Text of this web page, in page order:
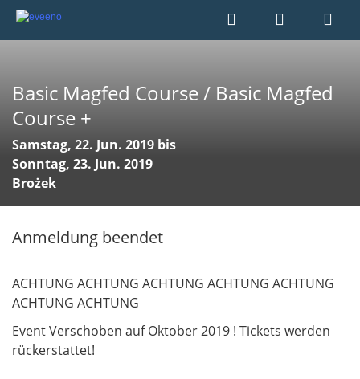
Basic Magfed Course / Basic Magfed
Course +
Samstag, 22. Jun. 2019 bis
Sonntag, 23. Jun. 2019
Brożek
Anmeldung beendet
ACHTUNG ACHTUNG ACHTUNG ACHTUNG ACHTUNG
ACHTUNG ACHTUNG
Event Verschoben auf Oktober 2019 ! Tickets werden
rückerstattet!